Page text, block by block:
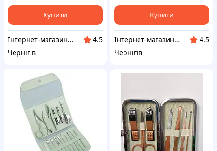
Купити
Інтернет-магазин "VoyagerStar"
4.5
Чернігів
Купити
Інтернет-магазин "VoyagerStar"
4.5
Чернігів